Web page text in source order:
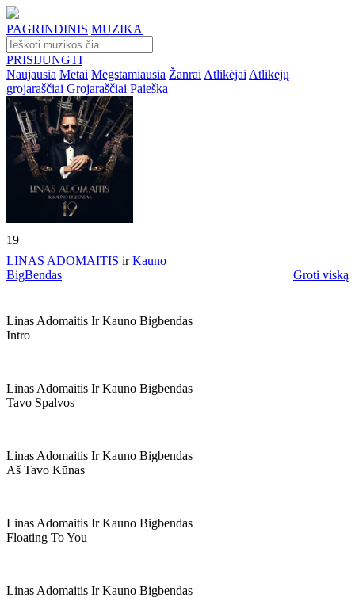
PAGRINDINIS MUZIKA
PRISIJUNGTI
Naujausia Metai Mėgstamiausia Žanrai Atlikėjai Atlikėjų
grojaraščiai Grojaraščiai Paieška
19
LINAS ADOMAITIS irKauno
BigBendas
Groti viską
Linas Adomaitis Ir Kauno Bigbendas
Intro
Linas Adomaitis Ir Kauno Bigbendas
Tavo Spalvos
Linas Adomaitis Ir Kauno Bigbendas
Aš Tavo Kūnas
Linas Adomaitis Ir Kauno Bigbendas
Floating To You
Linas Adomaitis Ir Kauno Bigbendas